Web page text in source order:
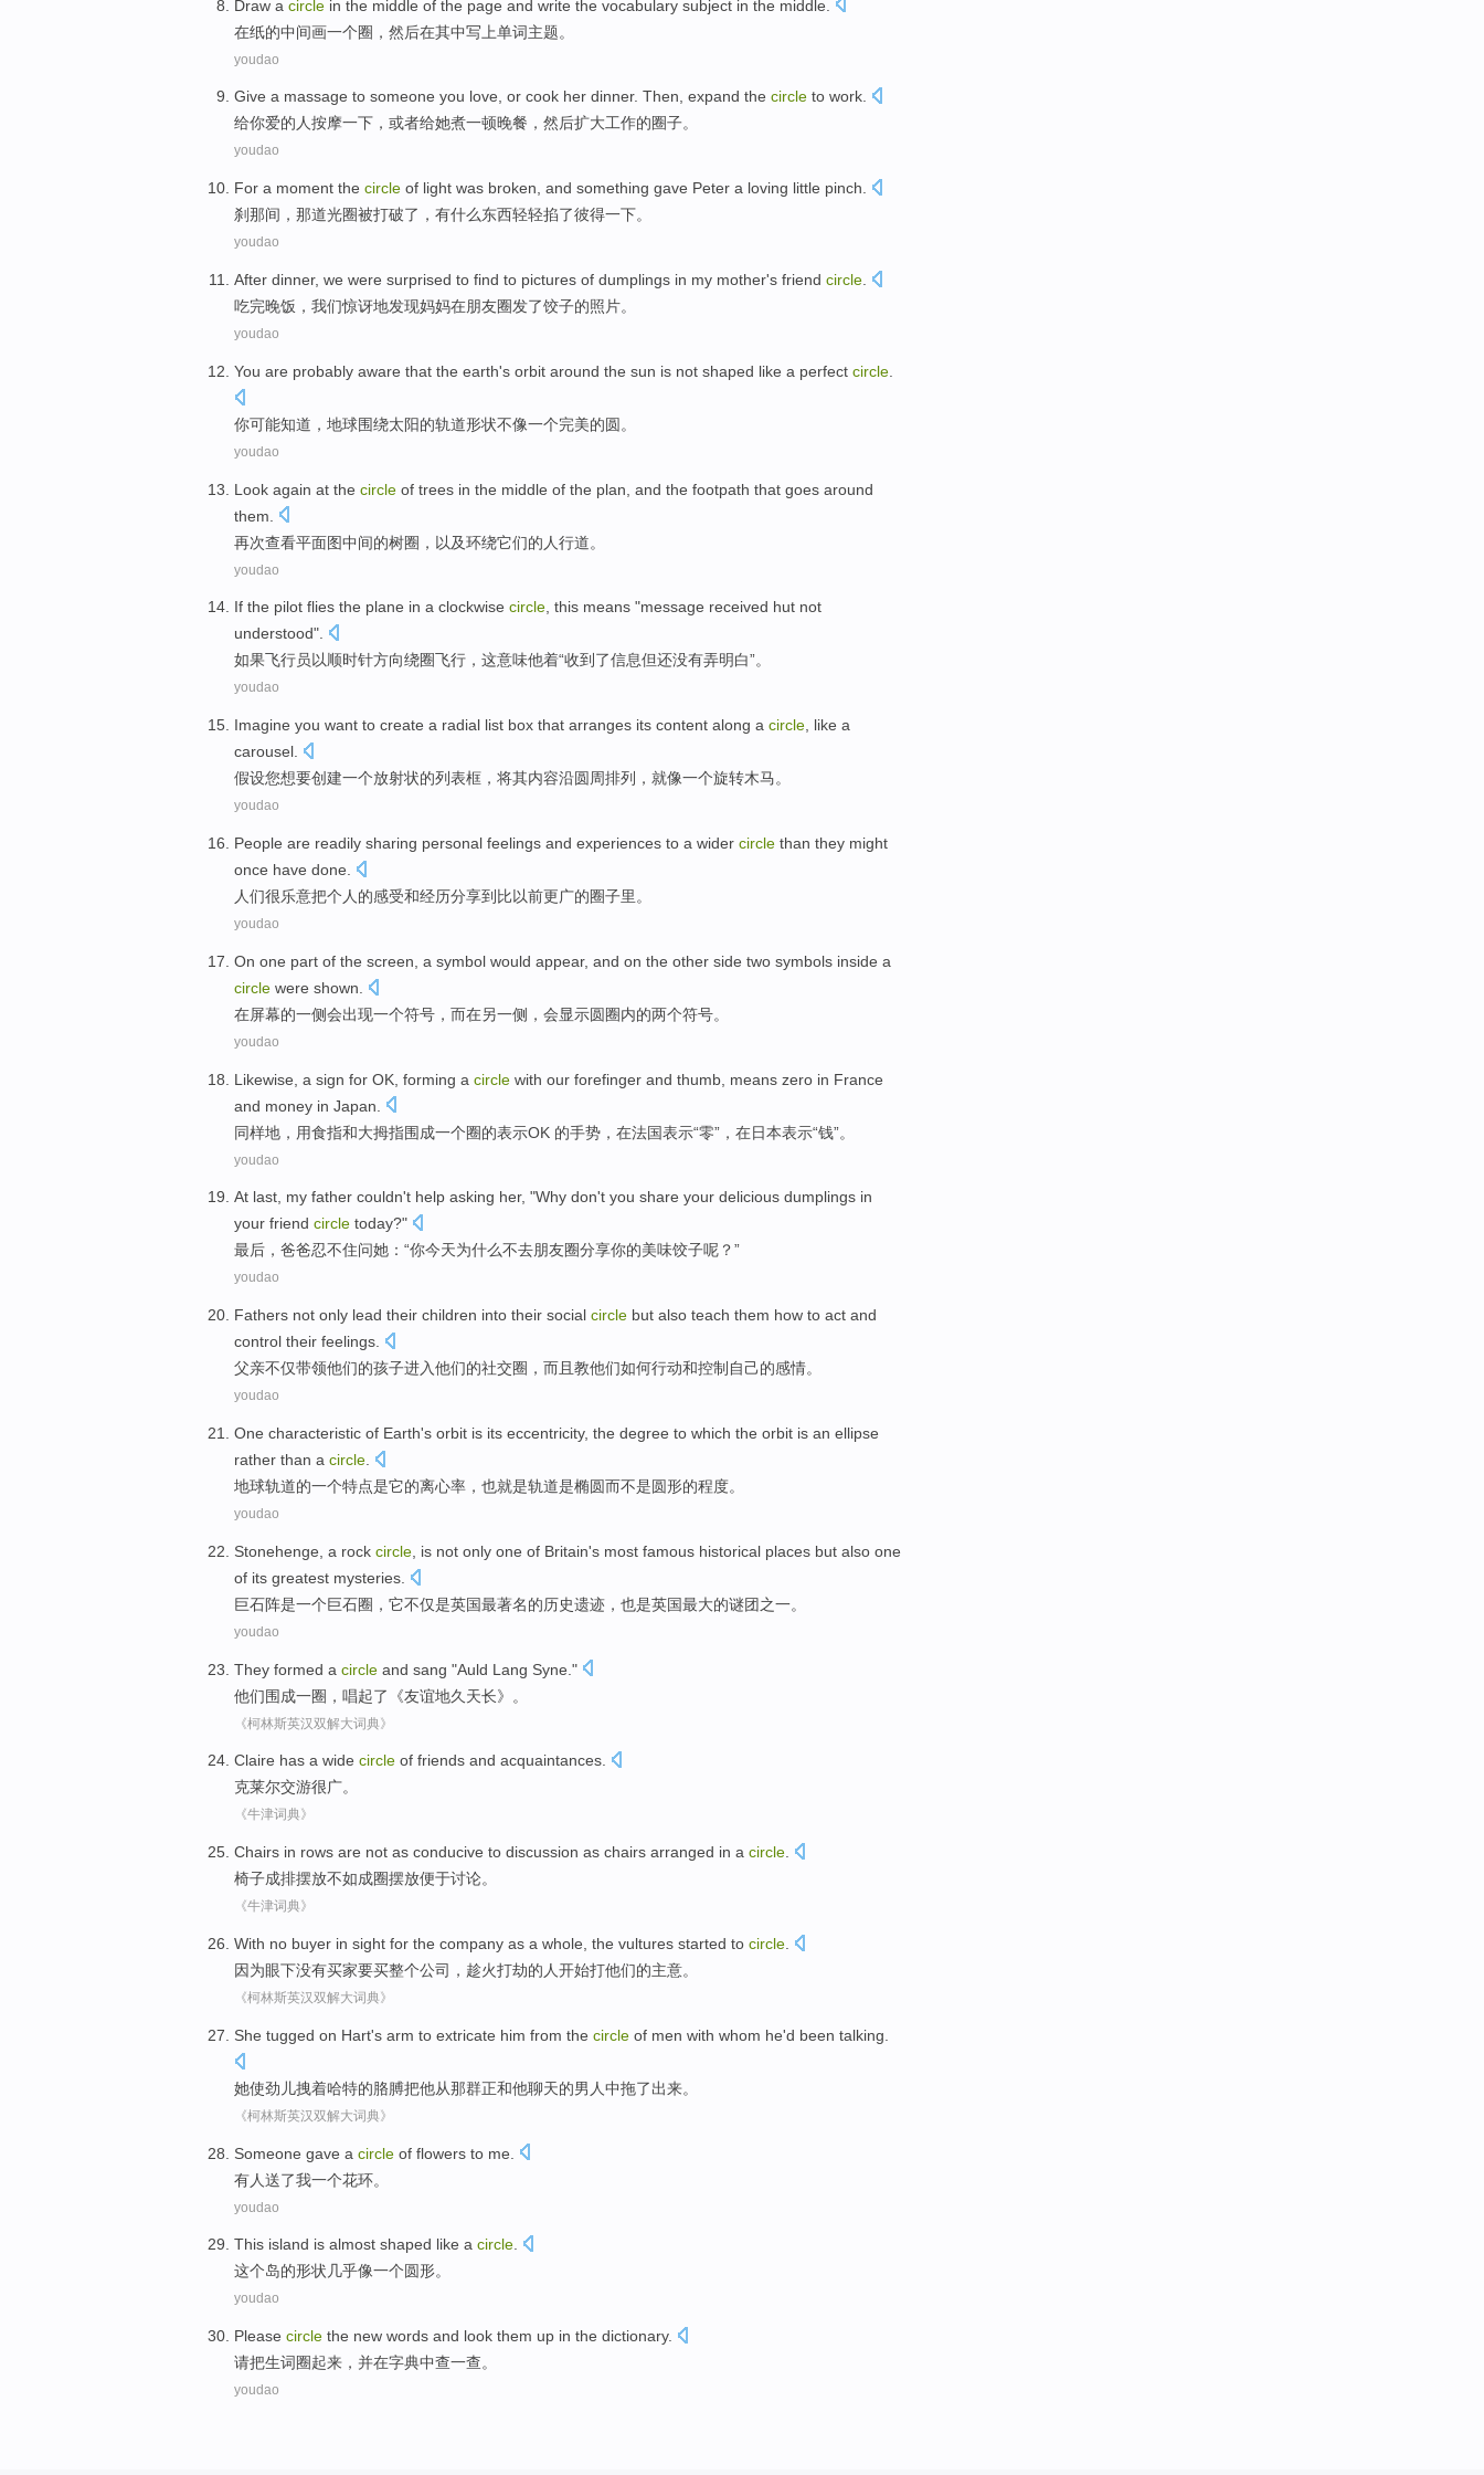
Draw a circle in the middle of the page and write the vocabulary subject in the middle.
在纸的中间画一个圈 ， 然后在其中写上单词主题。
youdao
Give a massage to someone you love, or cook her dinner. Then, expand the circle to work.
给你爱的人按摩一下 ， 或者给她煮一顿晚餐 ， 然后扩大工作的圈子。
youdao
For a moment the circle of light was broken , and something gave Peter a loving little pinch
刹那间 ，那道光圈被打破了 ， 有什么东西轻轻掐了彼得一下。
youdao
After dinner, we were surprised to find to pictures of dumplings in my mother's friend circle
吃完晚饭， 我们惊讶地发现妈妈在朋友圈发了饺子的照片。
youdao
You are probably aware that the earth's orbit around the sun is not shaped like a perfect circle
你可能知道 ， 地球围绕太阳的轨道形状不像一个完美的圆 。
youdao
Look again at the circle of trees in the middle of the plan and the footpath that goes around
them
再次查看平面图中间的树圈 ， 以及环绕它们的 人行道。
youdao
If the pilot flies the plane in a clockwise circle, this means "message received hut not
understood".
如果飞行员以顺时针方向绕圈飞行 ， 这意味他着“收到了信息但还没有弄明白”。
youdao
Imagine you want to create a radial list box that arranges its content along a circle like a
carousel.
假设您想要创建一个放射状的列表框 ，将其内容沿圆周排列 ， 就像一个旋转木马。
youdao
People are readily sharing personal feelings and experiences to a wider circle than they might
once have done.
人们很乐意把个人 的感受和经历分享到 比以前更广的圈子里 。
youdao
On one part of the screen a symbol would appear, and on the other side two symbols inside a
circle were shown
在屏幕的一侧会出现一个符号 ， 而在另一侧 ， 会显示圆圈内的两个符号。
youdao
Likewise a sign for OK , forming a circle with our forefinger and thumb means zero in France
and money in Japan
同样地 ， 用食指和大拇指围成一个圈的表示OK 的手势 ， 在法国表示“零”，在日本表示“钱”。
youdao
At last, my father couldn't help asking her, "Why don't you share your delicious dumplings in
your friend circle today?"
最后 ， 爸爸忍不住问她 ：“你今天为什么不去朋友圈分享你的美味饺子呢？”
youdao
Fathers not only lead their children into their social circle but also teach them how to act and
control their feelings
父亲不仅带领他们的孩子进入他们的社交圈 ， 而且 教他们如何行动和控制 自己的感情。
youdao
One characteristic of Earth's orbit is its eccentricity, the degree to which the orbit is an ellipse
rather than a circle
地球轨道的一个特点是它的离心率 ， 也就是轨道是椭圆而不是圆形的程度。
youdao
Stonehenge a rock circle is not only one of Britain's most famous historical places but also one
of its greatest mysteries
巨石阵是一个巨石圈 ， 它不仅是英国最著名的历史遗迹 ， 也是英国最大的谜团之一。
youdao
They formed a circle and sang "Auld Lang Syne ."
他们围成一圈， 唱起了 《友谊地久 天长》。
《柯林斯英汉双解大词典》
Claire has a wide circle of friends and acquaintances.
克莱尔交游很广。
《牛津词典》
Chairs in rows are not as conducive to discussion as chairs arranged in a circle
椅子成排摆放不如成圈摆放便于讨论。
《牛津词典》
With no buyer in sight for the company as a whole the vultures started to circle
因为眼下没有买家要买整个公司 ， 趁火打劫的 人开始打他们的主意。
《柯林斯英汉双解大词典》
She tugged on Hart's arm to extricate him from the circle of men with whom he'd been talking
她使劲儿拽着哈特的胳膊把他从那群正和他聊天的男人中拖了出来。
《柯林斯英汉双解大词典》
Someone gave a circle of flowers to me.
有人送了我一个花环。
youdao
This island is almost shaped like a circle.
这个岛的形状几乎像一个圆形。
youdao
Please circle the new words and look them up in the dictionary.
请把生词圈起来，并在字典中查一查。
youdao